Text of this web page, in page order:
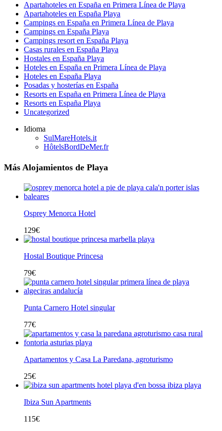
Apartahoteles en España en Primera Línea de Playa
Apartahoteles en España Playa
Campings en España en Primera Línea de Playa
Campings en España Playa
Campings resort en España Playa
Casas rurales en España Playa
Hostales en España Playa
Hoteles en España en Primera Línea de Playa
Hoteles en España Playa
Posadas y hosterías en España
Resorts en España en Primera Línea de Playa
Resorts en España Playa
Uncategorized
Idioma
SulMareHotels.it
HôtelsBordDeMer.fr
Más Alojamientos de Playa
Osprey Menorca Hotel
129€
Hostal Boutique Princesa
79€
Punta Carnero Hotel singular
77€
Apartamentos y Casa La Paredana, agroturismo
25€
Ibiza Sun Apartments
115€